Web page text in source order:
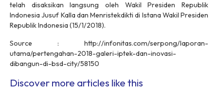
telah disaksikan langsung oleh Wakil Presiden Republik
Indonesia Jusuf Kalla dan Menristekdikti di Istana Wakil Presiden
Republik Indonesia (15/1/2018).
Source : http://infonitas.com/serpong/laporan-
utama/pertengahan-2018-galeri-iptek-dan-inovasi-
dibangun-di-bsd-city/58150
Discover more articles like this